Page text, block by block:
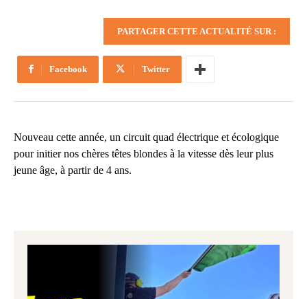
PARTAGER CETTE ACTUALITÉ SUR :
Facebook Twitter
Nouveau cette année, un circuit quad électrique et écologique
pour initier nos chères têtes blondes à la vitesse dès leur plus
jeune âge, à partir de 4 ans.